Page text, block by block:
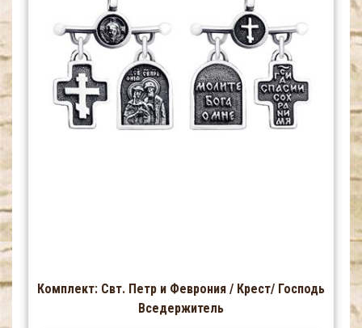
Комплект: Свт. Петр и Феврония / Крест/ Господь
Вседержитель